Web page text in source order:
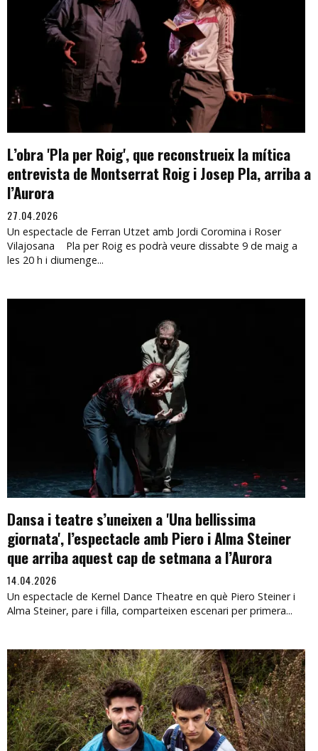
L’obra 'Pla per Roig', que reconstrueix la mítica
entrevista de Montserrat Roig i Josep Pla, arriba a
l’Aurora
27.04.2026
Un espectacle de Ferran Utzet amb Jordi Coromina i Roser
Vilajosana Pla per Roig es podrà veure dissabte 9 de maig a
les 20 h i diumenge...
Dansa i teatre s’uneixen a 'Una bellissima
giornata', l’espectacle amb Piero i Alma Steiner
que arriba aquest cap de setmana a l’Aurora
14.04.2026
Un espectacle de Kernel Dance Theatre en què Piero Steiner i
Alma Steiner, pare i filla, comparteixen escenari per primera...